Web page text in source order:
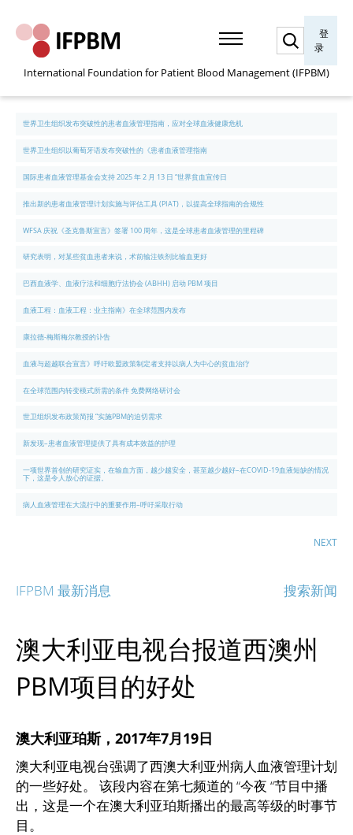
登
录
International Foundation for Patient Blood Management (IFPBM)
世界卫生组织发布突破性的患者血液管理指南，应对全球血液健康危机
世界卫生组织以葡萄牙语发布突破性的《患者血液管理指南
国际患者血液管理基金会支持 2025 年 2 月 13 日 “世界贫血宣传日
推出新的患者血液管理计划实施与评估工具 (PIAT)，以提高全球指南的合规性
WFSA 庆祝《圣克鲁斯宣言》签署 100 周年，这是全球患者血液管理的里程碑
研究表明，对某些贫血患者来说，术前输注铁剂比输血更好
巴西血液学、血液疗法和细胞疗法协会 (ABHH) 启动 PBM 项目
血液工程：血液工程：业主指南》在全球范围内发布
康拉德-梅斯梅尔教授的讣告
血液与超越联合宣言》呼吁欧盟政策制定者支持以病人为中心的贫血治疗
在全球范围内转变模式所需的条件 免费网络研讨会
世卫组织发布政策简报 “实施PBM的迫切需求
新发现–患者血液管理提供了具有成本效益的护理
一项世界首创的研究证实，在输血方面，越少越安全，甚至越少越好–在COVID-19血液短缺的情况
下，这是令人放心的证据。
病人血液管理在大流行中的重要作用–呼吁采取行动
NEXT
IFPBM 最新消息 搜索新闻
澳大利亚电视台报道西澳州
PBM项目的好处
澳大利亚珀斯，2017年7月19日
澳大利亚电视台强调了西澳大利亚州病人血液管理计划
的一些好处。 该段内容在第七频道的 “今夜 “节目中播
出，这是一个在澳大利亚珀斯播出的最高等级的时事节
目。